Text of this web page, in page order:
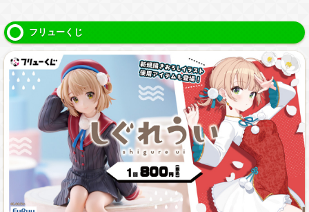
フリューくじ